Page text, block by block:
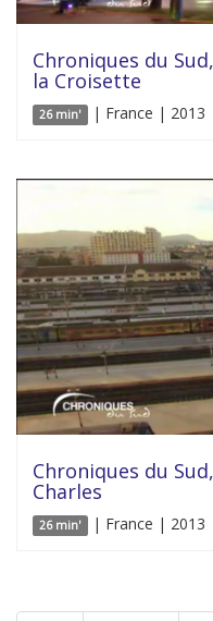
Chroniques du
la Croisette
26 min' | France | 2013
Chroniques du
Charles
26 min' | France | 2013